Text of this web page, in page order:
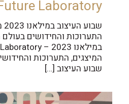
Laboratory
התערוכות והחידושים
המיצגים, התערוכות
שבוע העיצוב […]